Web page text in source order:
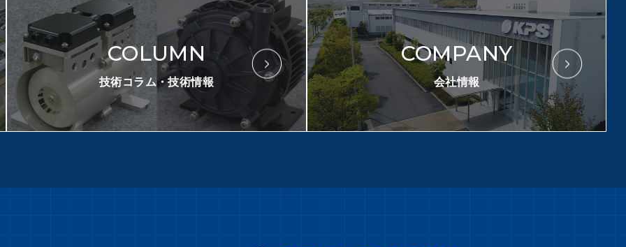
COLUMN
技術コラム・技術情報
COMPANY
会社情報